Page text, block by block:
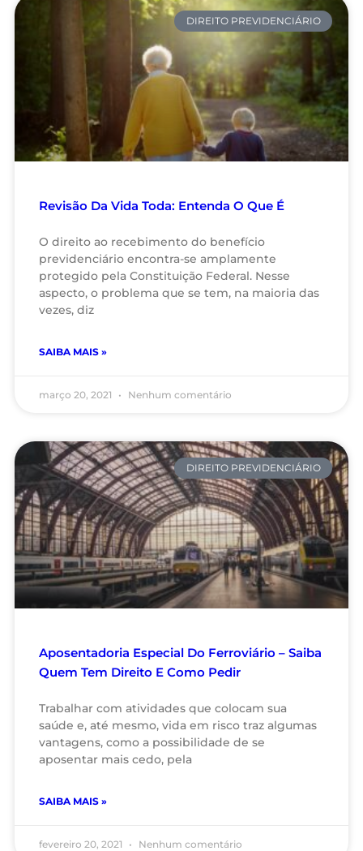
DIREITO PREVIDENCIÁRIO
Revisão Da Vida Toda: Entenda O Que É
O direito ao recebimento do benefício
previdenciário encontra-se amplamente
protegido pela Constituição Federal. Nesse
aspecto, o problema que se tem, na maioria das
vezes, diz
SAIBA MAIS »
março 20, 2021 Nenhum comentário
DIREITO PREVIDENCIÁRIO
Aposentadoria Especial Do Ferroviário – Saiba
Quem Tem Direito E Como Pedir
Trabalhar com atividades que colocam sua
saúde e, até mesmo, vida em risco traz algumas
vantagens, como a possibilidade de se
aposentar mais cedo, pela
SAIBA MAIS »
fevereiro 20, 2021 Nenhum comentário